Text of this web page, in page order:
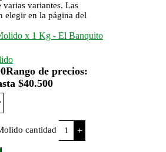
varias variantes. Las
elegir en la página del
Rango de precios:
$40.500
cantidad +